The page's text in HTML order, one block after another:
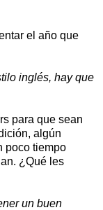
el año que
inglés, hay que
para que sean
algún
poco tiempo
¿Qué les
un buen